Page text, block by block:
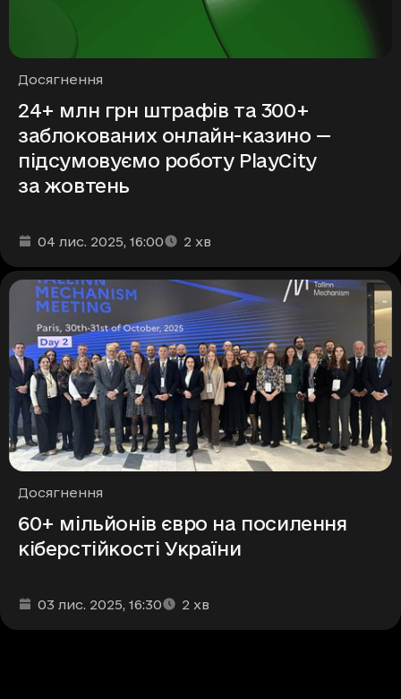
Рубрики
Досягнення
24+ млн грн штрафів та 300+
заблокованих онлайн-казино —
підсумовуємо роботу PlayCity
за жовтень
Дата та час публікації:
04 лис. 2025, 16:00
Час читання: 2 хв
Рубрики
Досягнення
60+ мільйонів євро на посилення
кіберстійкості України
Дата та час публікації
03 лис. 2025, 16:30
Час читання: 2 хв